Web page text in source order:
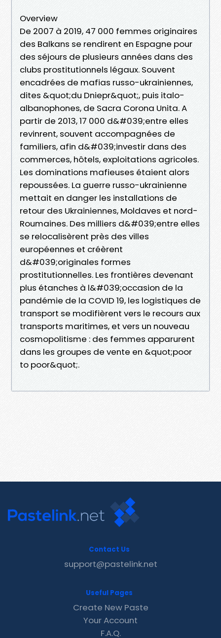
Overview
De 2007 à 2019, 47 000 femmes originaires
des Balkans se rendirent en Espagne pour
des séjours de plusieurs années dans des
clubs prostitutionnels légaux. Souvent
encadrées de mafias russo-ukrainiennes,
dites &quot;du Dniepr&quot;, puis italo-
albanophones, de Sacra Corona Unita. A
partir de 2013, 17 000 d&#039;entre elles
revinrent, souvent accompagnées de
familiers, afin d&#039;investir dans des
commerces, hôtels, exploitations agricoles.
Les dominations mafieuses étaient alors
repoussées. La guerre russo-ukrainienne
mettait en danger les installations de
retour des Ukrainiennes, Moldaves et nord-
Roumaines. Des milliers d&#039;entre elles
se relocalisèrent près des villes
européennes et créèrent
d&#039;originales formes
prostitutionnelles. Les frontières devenant
plus étanches à l&#039;occasion de la
pandémie de la COVID 19, les logistiques de
transport se modifièrent vers le recours aux
transports maritimes, et vers un nouveau
cosmopolitisme : des femmes apparurent
dans les groupes de vente en &quot;poor
to poor&quot;.
Contact Us
support@pastelink.net
Useful Pages
Create New Paste
Your Account
F.A.Q.